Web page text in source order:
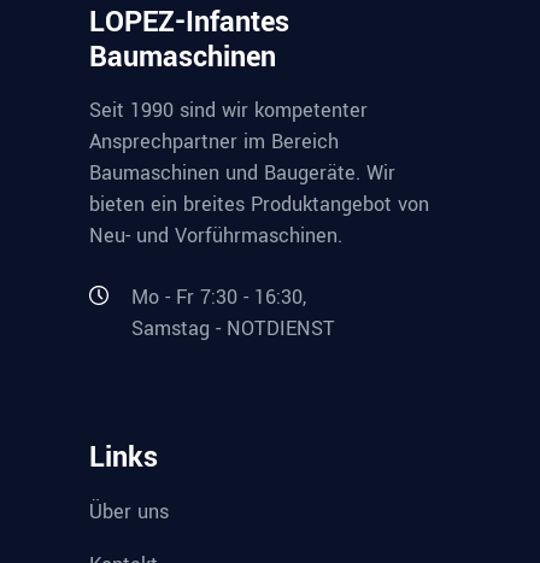
LOPEZ-Infantes
Baumaschinen
Seit 1990 sind wir kompetenter
Ansprechpartner im Bereich
Baumaschinen und Baugeräte. Wir
bieten ein breites Produktangebot von
Neu- und Vorführmaschinen.
Mo - Fr 7:30 - 16:30,
Samstag - NOTDIENST
Links
Über uns